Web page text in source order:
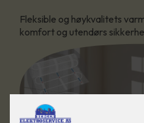
Fleksible og høykvalitets
komfort og utendørs